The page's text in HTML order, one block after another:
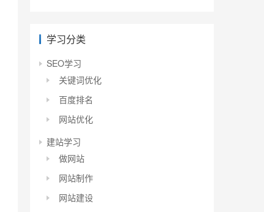
学习分类
SEO学习
关键词优化
百度排名
网站优化
建站学习
做网站
网站制作
网站建设